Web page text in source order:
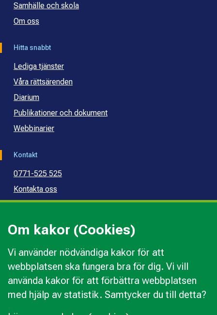
Om kakor (Cookies)
Vi använder nödvändiga kakor för att
webbplatsen ska fungera bra för dig. Vi vill
använda kakor för att förbättra webbplatsen
med hjälp av statistik. Samtycker du till detta?
Samhälle och skola
Om oss
Hitta snabbt
Lediga tjänster
Våra rättsärenden
Diarium
Publikationer och dokument
Webbinarier
Kontakt
0771-525 525
Kontakta oss
Press
Kommunal budget- och skuldrådgivning
Om webbplatsen